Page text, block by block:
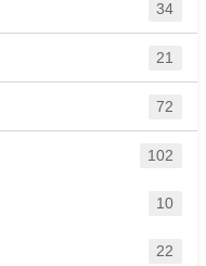
34
21
72
102
10
22